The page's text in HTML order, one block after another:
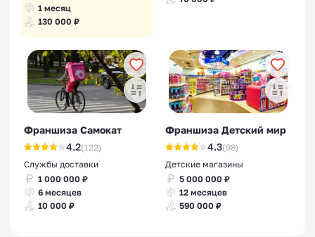
1 месяц
130 000 ₽
Франшиза Самокат
4.2(122)
Службы доставки
1 000 000 ₽
6 месяцев
10 000 ₽
Франшиза Детский мир
4.3(98)
Детские магазины
5 000 000 ₽
12 месяцев
590 000 ₽